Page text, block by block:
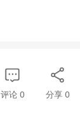
评论 0 分享 0